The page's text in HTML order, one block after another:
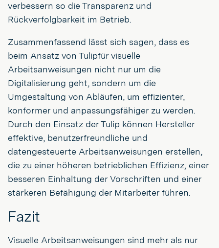
verbessern so die Transparenz und
Rückverfolgbarkeit im Betrieb.
Zusammenfassend lässt sich sagen, dass es
beim Ansatz von Tulipfür visuelle
Arbeitsanweisungen nicht nur um die
Digitalisierung geht, sondern um die
Umgestaltung von Abläufen, um effizienter,
konformer und anpassungsfähiger zu werden.
Durch den Einsatz der Tulip können Hersteller
effektive, benutzerfreundliche und
datengesteuerte Arbeitsanweisungen erstellen,
die zu einer höheren betrieblichen Effizienz, einer
besseren Einhaltung der Vorschriften und einer
stärkeren Befähigung der Mitarbeiter führen.
Fazit
Visuelle Arbeitsanweisungen sind mehr als nur